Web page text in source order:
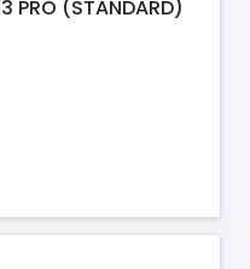
PRO (STANDARD)